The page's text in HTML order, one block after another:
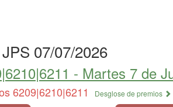
07/07/2026
- Martes 7 de
6209|6210|6211 Desglose de premios